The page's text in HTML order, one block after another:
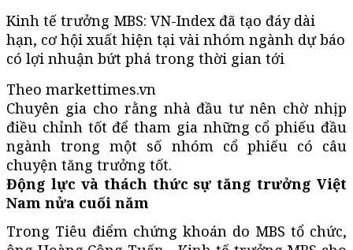
Kinh tế trưởng MBS: VN-Index đã tạo đáy dài
hạn, cơ hội xuất hiện tại vài nhóm ngành dự báo
có lợi nhuận bứt phá trong thời gian tới
Theo markettimes.vn
Chuyên gia cho rằng nhà đầu tư nên chờ nhịp
điều chỉnh tốt để tham gia những cổ phiếu đầu
ngành trong một số nhóm cổ phiếu có câu
chuyện tăng trưởng tốt.
Động lực và thách thức sự tăng trưởng Việt
Nam nửa cuối năm
Trong Tiêu điểm chứng khoán do MBS tổ chức,